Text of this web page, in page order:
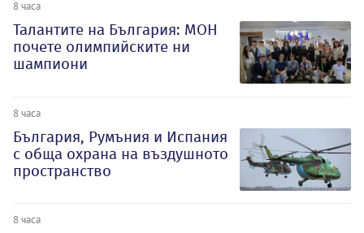
8 часа
Талантите на България: МОН
почете олимпийските ни
шампиони
8 часа
България, Румъния и Испания
с обща охрана на въздушното
пространство
8 часа